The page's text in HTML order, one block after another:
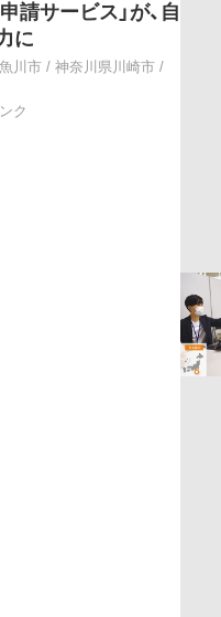
請サービス」が、自
に
川市 / 神奈川県川崎市 /
ク